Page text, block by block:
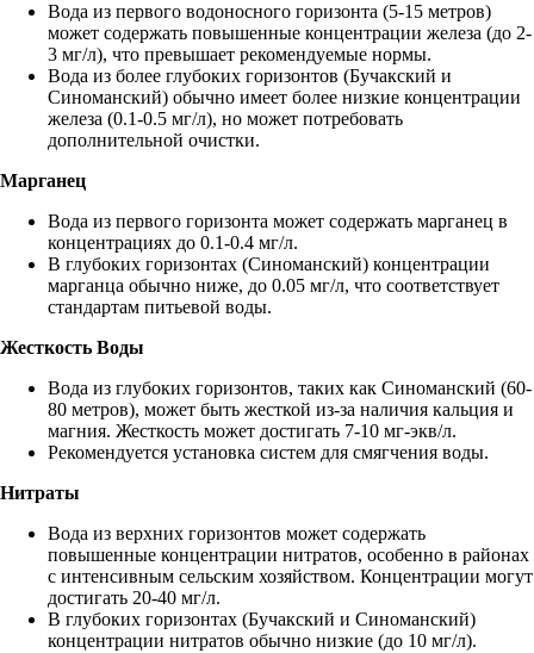
Вода из первого водоносного горизонта (5-15 метров)
может содержать повышенные концентрации железа (до 2-
3 мг/л), что превышает рекомендуемые нормы.
Вода из более глубоких горизонтов (Бучакский и
Синоманский) обычно имеет более низкие концентрации
железа (0.1-0.5 мг/л), но может потребовать
дополнительной очистки.
Марганец
Вода из первого горизонта может содержать марганец в
концентрациях до 0.1-0.4 мг/л.
В глубоких горизонтах (Синоманский) концентрации
марганца обычно ниже, до 0.05 мг/л, что соответствует
стандартам питьевой воды.
Жесткость Воды
Вода из глубоких горизонтов, таких как Синоманский (60-
80 метров), может быть жесткой из-за наличия кальция и
магния. Жесткость может достигать 7-10 мг-экв/л.
Рекомендуется установка систем для смягчения воды.
Нитраты
Вода из верхних горизонтов может содержать
повышенные концентрации нитратов, особенно в районах
с интенсивным сельским хозяйством. Концентрации могут
достигать 20-40 мг/л.
В глубоких горизонтах (Бучакский и Синоманский)
концентрации нитратов обычно низкие (до 10 мг/л).